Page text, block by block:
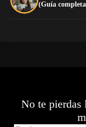
(Guía
No te pierdas